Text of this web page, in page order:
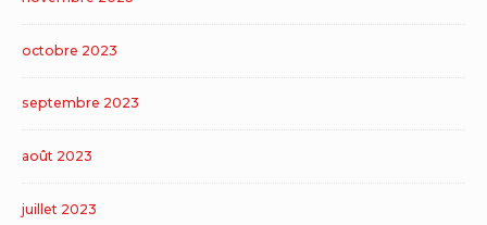
octobre 2023
septembre 2023
août 2023
juillet 2023